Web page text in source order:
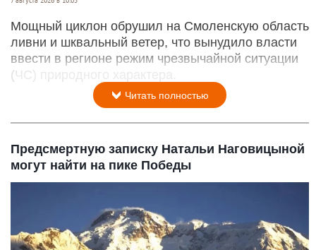
Мощный циклон обрушил на Смоленскую область
ливни и шквальный ветер, что вынудило власти
ввести в регионе режим чрезвычайной ситуации
(ЧС) природного характера.
Читать полностью
Предсмертную записку Натальи Наговицыной
могут найти на пике Победы